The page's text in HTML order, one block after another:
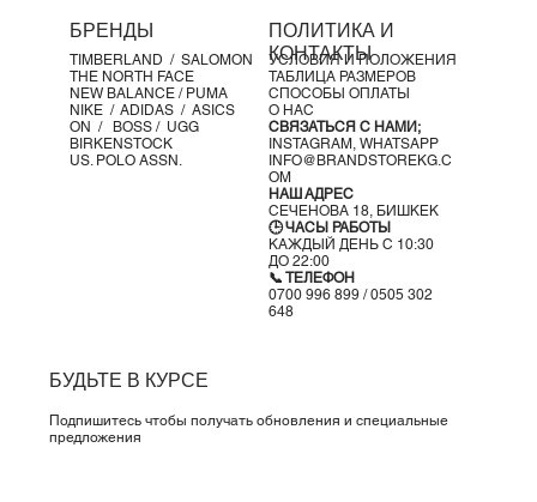
БРЕНДЫ
TIMBERLAND / SALOMON
THE NORTH FACE
NEW BALANCE / PUMA
NIKE / ADIDAS / ASICS
ON / BOSS / UGG
BIRKENSTOCK
US. POLO ASSN.
ПОЛИТИКА И
КОНТАКТЫ
УСЛОВИЯ И ПОЛОЖЕНИЯ
ТАБЛИЦА РАЗМЕРОВ
СПОСОБЫ ОПЛАТЫ
О НАС
СВЯЗАТЬСЯ С НАМИ;
INSTAGRAM, WHATSAPP
INFO@BRANDSTOREKG.C
OM
НАШ АДРЕС
СЕЧЕНОВА 18, БИШКЕК
🕒 ЧАСЫ РАБОТЫ
КАЖДЫЙ ДЕНЬ С 10:30
ДО 22:00
📞 ТЕЛЕФОН
0700 996 899 / 0505 302
648
БУДЬТЕ В КУРСЕ
Подпишитесь чтобы получать обновления и специальные
предложения